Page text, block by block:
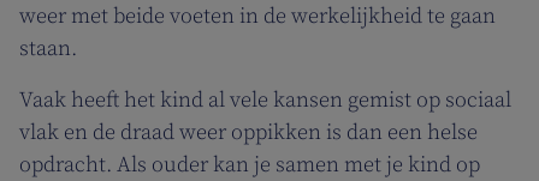
weer met beide voeten in de werkelijkheid te gaan
staan.
Vaak heeft het kind al vele kansen gemist op sociaal
vlak en de draad weer oppikken is dan een helse
opdracht. Als ouder kan je samen met je kind op